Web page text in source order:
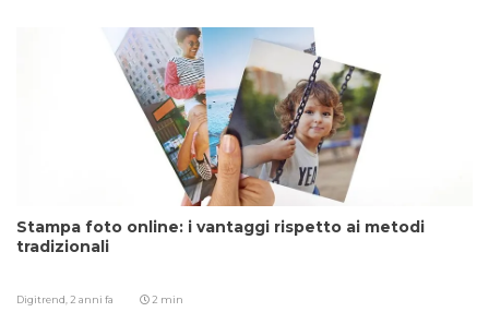
Stampa foto online: i vantaggi rispetto ai metodi
tradizionali
Digitrend,2 anni fa 2 min